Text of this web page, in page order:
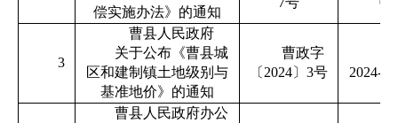
偿实施办法》的通知
3
曹县人民政府
关于公布《曹县城
区和建制镇土地级别与
基准地价》的通知
曹政字
〔 2024〕3号
2024-
曹县人民政府办公